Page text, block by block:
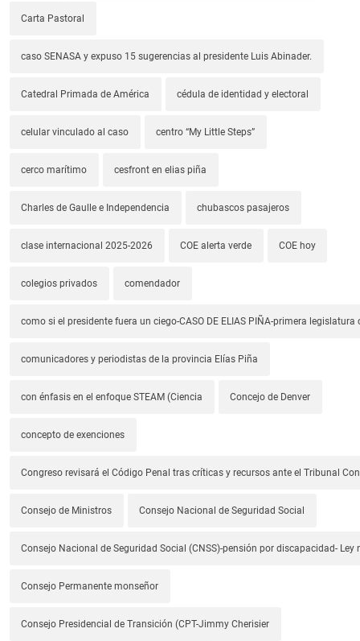
Carta Pastoral
caso SENASA y expuso 15 sugerencias al presidente Luis Abinader.
Catedral Primada de América cédula de identidad y electoral
celular vinculado al caso centro “My Little Steps”
cerco marítimo cesfront en elias piña
Charles de Gaulle e Independencia chubascos pasajeros
clase internacional 2025-2026 COE alerta verde COE hoy
colegios privados comendador
como si el presidente fuera un ciego-CASO DE ELIAS PIÑA-primera legislatura
comunicadores y periodistas de la provincia Elías Piña
con énfasis en el enfoque STEAM (Ciencia Concejo de Denver
concepto de exenciones
Congreso revisará el Código Penal tras críticas y recursos ante el Tribunal
Consejo de Ministros Consejo Nacional de Seguridad Social
Consejo Nacional de Seguridad Social (CNSS)-pensión por discapacidad- Ley
Consejo Permanente monseñor
Consejo Presidencial de Transición (CPT-Jimmy Cherisier